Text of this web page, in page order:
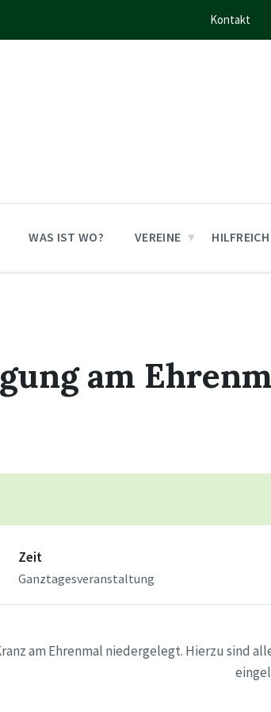
Kontakt
WAS IST WO? VEREINE HILFREICH
am
Zeit
Ganztagesveranstaltung
am Ehrenmal niedergelegt. Hierzu sind